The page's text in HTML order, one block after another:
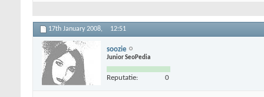
17th January 2008, 12:51
soozie
Junior SeoPedia
Reputatie: 0